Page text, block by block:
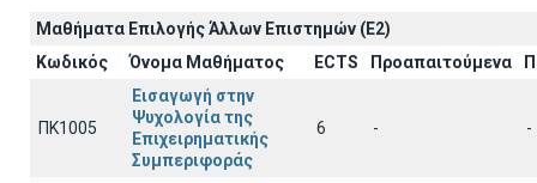
Μαθήματα Επιλογής Άλλων Επιστημών (Ε2)
Κωδικός
Όνομα Μαθήματος ECTS Προαπαιτούμενα
ΠΚ1005
Εισαγωγή στην
Ψυχολογία της
Επιχειρηματικής
Συμπεριφοράς
6 - -